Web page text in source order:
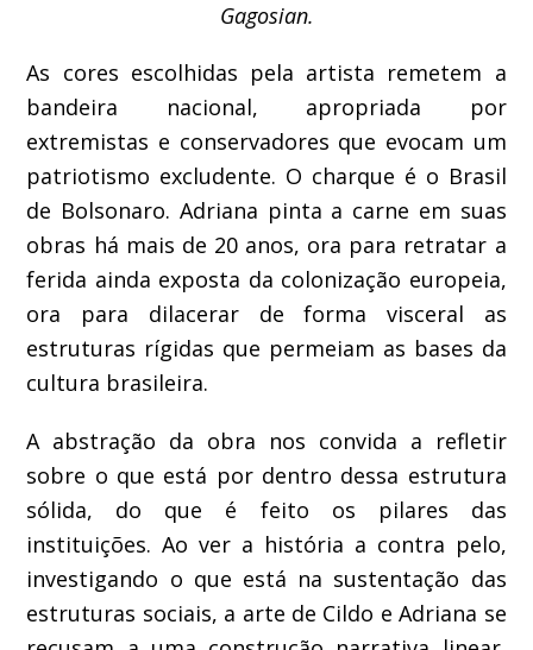
Gagosian.
As cores escolhidas pela artista remetem a
bandeira nacional, apropriada por
extremistas e conservadores que evocam um
patriotismo excludente. O charque é o Brasil
de Bolsonaro. Adriana pinta a carne em suas
obras há mais de 20 anos, ora para retratar a
ferida ainda exposta da colonização europeia,
ora para dilacerar de forma visceral as
estruturas rígidas que permeiam as bases da
cultura brasileira.
A abstração da obra nos convida a refletir
sobre o que está por dentro dessa estrutura
sólida, do que é feito os pilares das
instituições. Ao ver a história a contra pelo,
investigando o que está na sustentação das
estruturas sociais, a arte de Cildo e Adriana se